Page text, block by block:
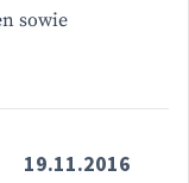
sowie
19.11.2016